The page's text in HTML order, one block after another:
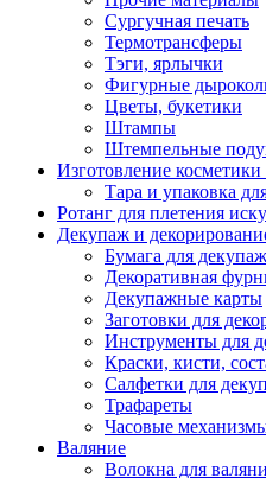
Сургучная печать
Термотрансферы
Тэги, ярлычки
Фигурные
Цветы, букетики
Штампы
Штемпельные
Изготовление
Тара и упаковка
Ротанг для плетения
Декупаж и
Бумага для
Декоративная
Декупажные карты
Заготовки для
Инструменты для
Краски, кисти,
Салфетки для
Трафареты
Часовые
Валяние
Волокна для